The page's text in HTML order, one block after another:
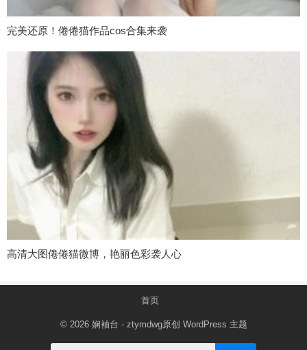
完美还原！倦倦猫作品cos合集来袭
高清大图倦倦猫微博，艳丽色彩袭人心
首页
© 2026 娴袖台 - ztymdwg原创 WordPress 主题